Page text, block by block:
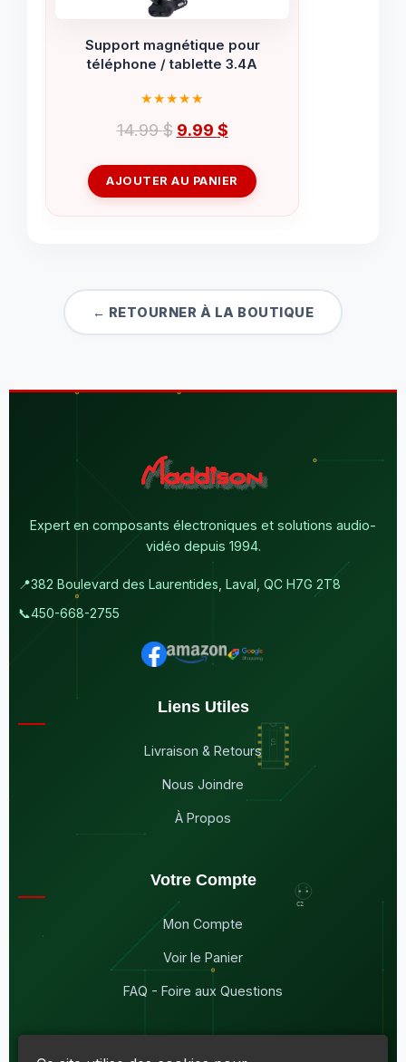
Support magnétique pour
téléphone / tablette 3.4A
14.99$ Le
initial
9.99 $Le
actuel
AJOUTER AU PANIER
← RETOURNER À LA BOUTIQUE
Expert en composants électroniques et solutions audio-
vidéo depuis 1994.
📍382 Boulevard des Laurentides, Laval, QC H7G 2T8
📞450-668-2755
Liens Utiles
Livraison & Retours
Nous Joindre
À Propos
Votre Compte
Mon Compte
Voir le Panier
FAQ - Foire aux Questions